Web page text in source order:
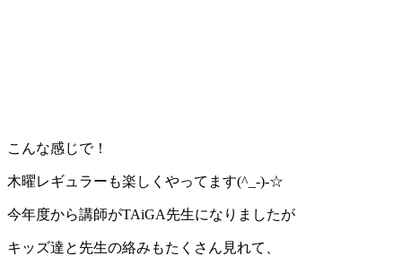
こんな感じで！
木曜レギュラーも楽しくやってます(^_-)-☆
今年度から講師がTAiGA先生になりましたが
キッズ達と先生の絡みもたくさん見れて、